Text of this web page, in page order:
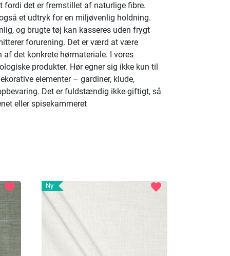
det er fremstillet af naturlige fibre.
et udtryk for en miljøvenlig holdning.
og brugte tøj kan kasseres uden frygt
forurening. Det er værd at være
det konkrete hørmateriale. I vores
produkter. Hør egner sig ikke kun til
elementer – gardiner, klude,
Det er fuldstændig ikke-giftigt, så
eller spisekammeret
favorite Ny favorite